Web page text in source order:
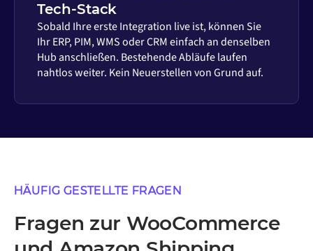
Tech-Stack
Sobald Ihre erste Integration live ist, können Sie
Ihr ERP, PIM, WMS oder CRM einfach an denselben
Hub anschließen. Bestehende Abläufe laufen
nahtlos weiter. Kein Neuerstellen von Grund auf.
HÄUFIG GESTELLTE FRAGEN
Fragen zur WooCommerce